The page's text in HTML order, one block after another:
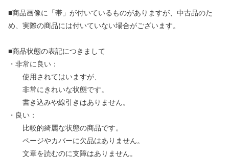
■商品画像に「帯」が付いているものがありますが、中古品のた
め、実際の商品には付いていない場合がございます。
■商品状態の表記につきまして
・非常に良い：
使用されてはいますが、
非常にきれいな状態です。
書き込みや線引きはありません。
・良い：
比較的綺麗な状態の商品です。
ページやカバーに欠品はありません。
文章を読むのに支障はありません。